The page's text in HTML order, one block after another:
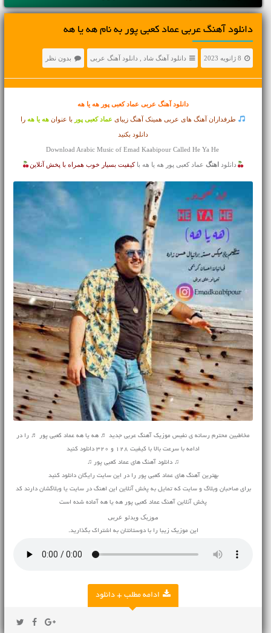
دانلود آهنگ عربی عماد کعبی پور به نام هه یا هه
8 ژانویه 2023 دانلود آهنگ شاد دانلود آهنگ عربی بدون نظر
دانلود آهنگ عربیعماد کعبی پور هه یا هه
طرفداران آهنگ های عربی همینک آهنگ زیبای عماد کعبی پور با عنوان هه یا ههرا
دانلود بکنید
Download Arabic Music of Emad Kaabipour Called He Ya He
دانلود اهنگعماد کعبی پور هه یا هه باکیفیت بسیار خوب همراه با پخش آنلاین
مخاطبین محترم رسانه ی نفیس موزیک آهنگ عربی جدید ♬ هه یا هه عماد کعبی پور ♬ را در
ادامه با سرعت بالا با کیفیت 128 و 320 دانلود کنید
♫ دانلود آهنگ های عماد کعبی پور ♫
بهترین آهنگ های عماد کعبی پور را در این سایت رایگان دانلود کنید
برای صاحبان وبلاگ و سایت که تمایل به پخش آنلاین این اهنگ در سایت یا وبلاگشان دارند کد
پخش آنلاین آهنگ عماد کعبی پور هه یا هه آماده شده است
موزیک ویدئو عربی
این موزیک زیبا را با دوستانتان به اشتراک بگذارید.
ادامه مطلب + دانلود